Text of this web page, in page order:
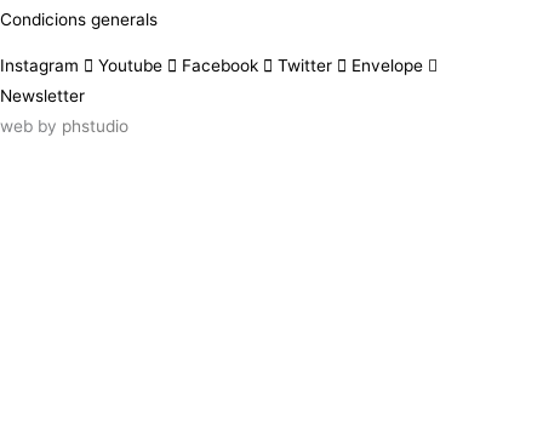
Condicions generals
Instagram Youtube Facebook Twitter
Envelope
Newsletter
web by phstudio